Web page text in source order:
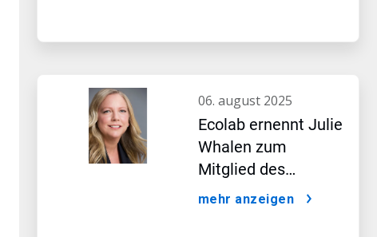
06. august 2025
Ecolab ernennt Julie
Whalen zum
Mitglied des
Vorstands
mehr anzeigen